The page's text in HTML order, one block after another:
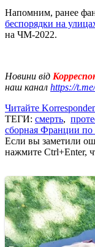
Напомним, ранее
беспорядки на
на ЧМ-2022.
Новини від
наш канал https://
Читайте
ТЕГИ: смерть,
сборная Франции по
Если вы заметили
нажмите Ctrl+Enter,